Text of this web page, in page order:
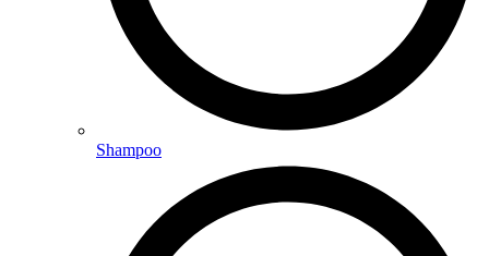
Shampoo